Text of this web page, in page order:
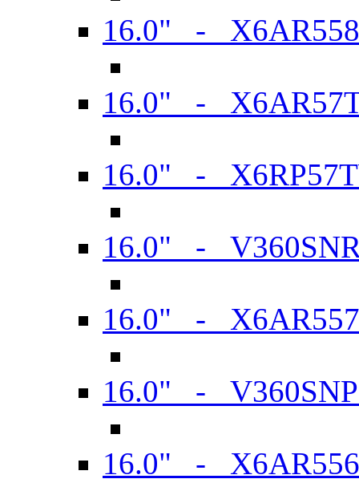
16.0" -
16.0" -
16.0" -
16.0" -
16.0" -
16.0" -
16.0" -